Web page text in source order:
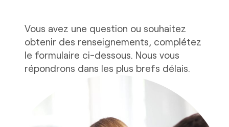
Vous avez une question ou souhaitez
obtenir des renseignements, complétez
le formulaire ci-dessous. Nous vous
répondrons dans les plus brefs délais.